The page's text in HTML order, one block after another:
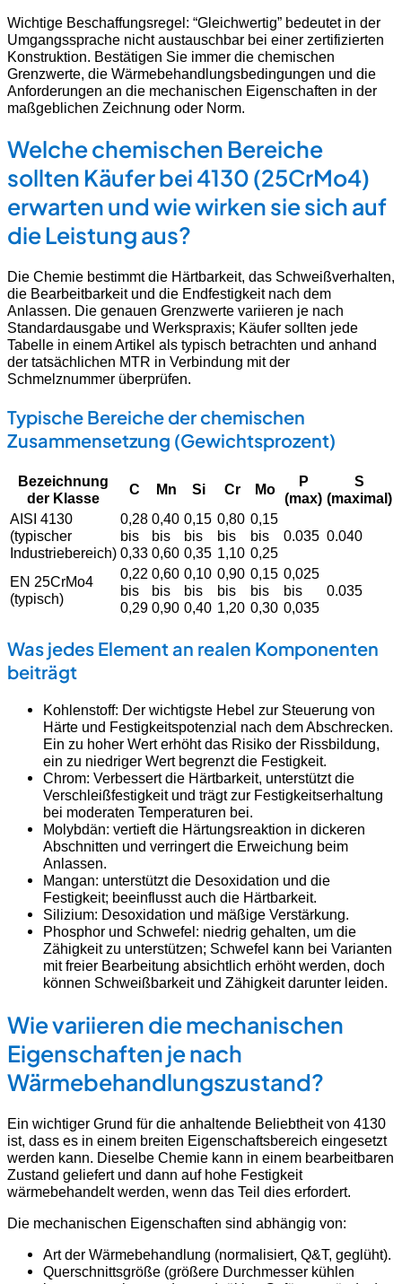
Wichtige Beschaffungsregel: “Gleichwertig” bedeutet in der
Umgangssprache nicht austauschbar bei einer zertifizierten
Konstruktion. Bestätigen Sie immer die chemischen
Grenzwerte, die Wärmebehandlungsbedingungen und die
Anforderungen an die mechanischen Eigenschaften in der
maßgeblichen Zeichnung oder Norm.
Welche chemischen Bereiche
sollten Käufer bei 4130 (25CrMo4)
erwarten und wie wirken sie sich auf
die Leistung aus?
Die Chemie bestimmt die Härtbarkeit, das Schweißverhalten,
die Bearbeitbarkeit und die Endfestigkeit nach dem
Anlassen. Die genauen Grenzwerte variieren je nach
Standardausgabe und Werkspraxis; Käufer sollten jede
Tabelle in einem Artikel als typisch betrachten und anhand
der tatsächlichen MTR in Verbindung mit der
Schmelznummer überprüfen.
Typische Bereiche der chemischen
Zusammensetzung (Gewichtsprozent)
Bezeichnung
der Klasse
C Mn Si Cr Mo
P
(max)
S
(maximal)
AISI 4130
(typischer
Industriebereich)
0,28
bis
0,33
0,40
bis
0,60
0,15
bis
0,35
0,80
bis
1,10
0,15
bis
0,25
0.035 0.040
EN 25CrMo4
(typisch)
0,22
bis
0,29
0,60
bis
0,90
0,10
bis
0,40
0,90
bis
1,20
0,15
bis
0,30
0,025
bis
0,035
0.035
Was jedes Element an realen Komponenten
beiträgt
Kohlenstoff: Der wichtigste Hebel zur Steuerung von
Härte und Festigkeitspotenzial nach dem Abschrecken.
Ein zu hoher Wert erhöht das Risiko der Rissbildung,
ein zu niedriger Wert begrenzt die Festigkeit.
Chrom: Verbessert die Härtbarkeit, unterstützt die
Verschleißfestigkeit und trägt zur Festigkeitserhaltung
bei moderaten Temperaturen bei.
Molybdän: vertieft die Härtungsreaktion in dickeren
Abschnitten und verringert die Erweichung beim
Anlassen.
Mangan: unterstützt die Desoxidation und die
Festigkeit; beeinflusst auch die Härtbarkeit.
Silizium: Desoxidation und mäßige Verstärkung.
Phosphor und Schwefel: niedrig gehalten, um die
Zähigkeit zu unterstützen; Schwefel kann bei Varianten
mit freier Bearbeitung absichtlich erhöht werden, doch
können Schweißbarkeit und Zähigkeit darunter leiden.
Wie variieren die mechanischen
Eigenschaften je nach
Wärmebehandlungszustand?
Ein wichtiger Grund für die anhaltende Beliebtheit von 4130
ist, dass es in einem breiten Eigenschaftsbereich eingesetzt
werden kann. Dieselbe Chemie kann in einem bearbeitbaren
Zustand geliefert und dann auf hohe Festigkeit
wärmebehandelt werden, wenn das Teil dies erfordert.
Die mechanischen Eigenschaften sind abhängig von:
Art der Wärmebehandlung (normalisiert, Q&T, geglüht).
Querschnittsgröße (größere Durchmesser kühlen